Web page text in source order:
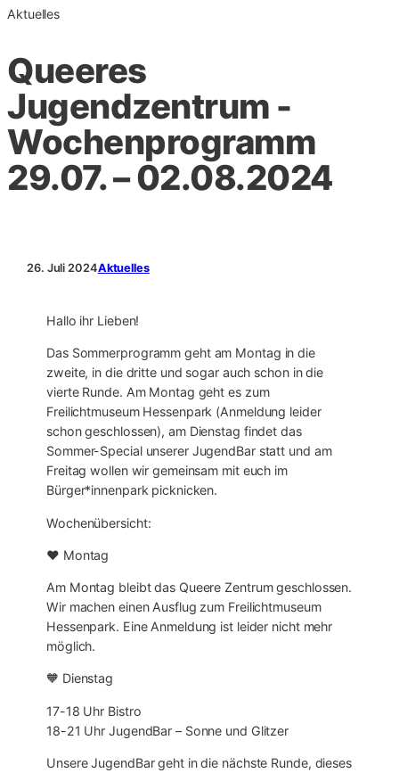
Aktuelles
Queeres
Jugendzentrum -
Wochenprogramm
29.07. – 02.08.2024
26. Juli 2024Aktuelles
Hallo ihr Lieben!
Das Sommerprogramm geht am Montag in die
zweite, in die dritte und sogar auch schon in die
vierte Runde. Am Montag geht es zum
Freilichtmuseum Hessenpark (Anmeldung leider
schon geschlossen), am Dienstag findet das
Sommer-Special unserer JugendBar statt und am
Freitag wollen wir gemeinsam mit euch im
Bürger*innenpark picknicken.
Wochenübersicht:
❤ Montag
Am Montag bleibt das Queere Zentrum geschlossen.
Wir machen einen Ausflug zum Freilichtmuseum
Hessenpark. Eine Anmeldung ist leider nicht mehr
möglich.
🧡 Dienstag
17-18 Uhr Bistro
18-21 Uhr JugendBar – Sonne und Glitzer
Unsere JugendBar geht in die nächste Runde, dieses